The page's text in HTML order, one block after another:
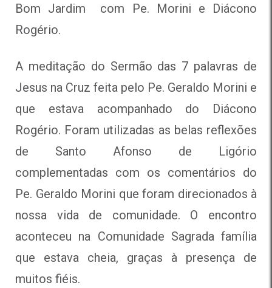
Bom Jardim com Pe. Morini e Diácono
Rogério.
A meditação do Sermão das 7 palavras de
Jesus na Cruz feita pelo Pe. Geraldo Morini e
que estava acompanhado do Diácono
Rogério. Foram utilizadas as belas reflexões
de Santo Afonso de Ligório
complementadas com os comentários do
Pe. Geraldo Morini que foram direcionados à
nossa vida de comunidade. O encontro
aconteceu na Comunidade Sagrada família
que estava cheia, graças à presença de
muitos fiéis.